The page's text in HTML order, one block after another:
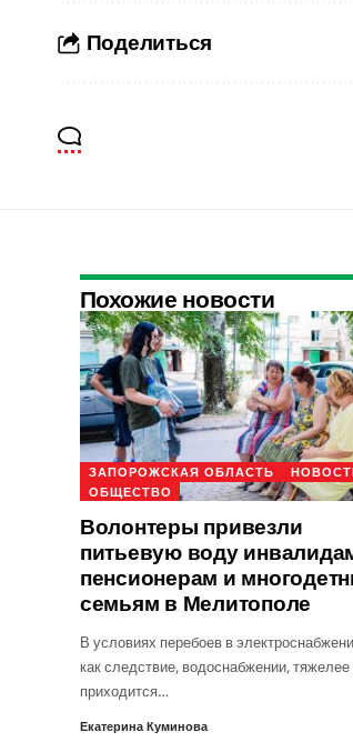
Поделиться
Похожие новости
ЗАПОРОЖСКАЯ ОБЛАСТЬ
ОБЩЕСТВО
Волонтеры привезли
питьевую воду
пенсионерам и
семьям в Мелитополе
В условиях перебоев в
как следствие, водоснабжении, тяжелее
приходится…
Екатерина Куминова